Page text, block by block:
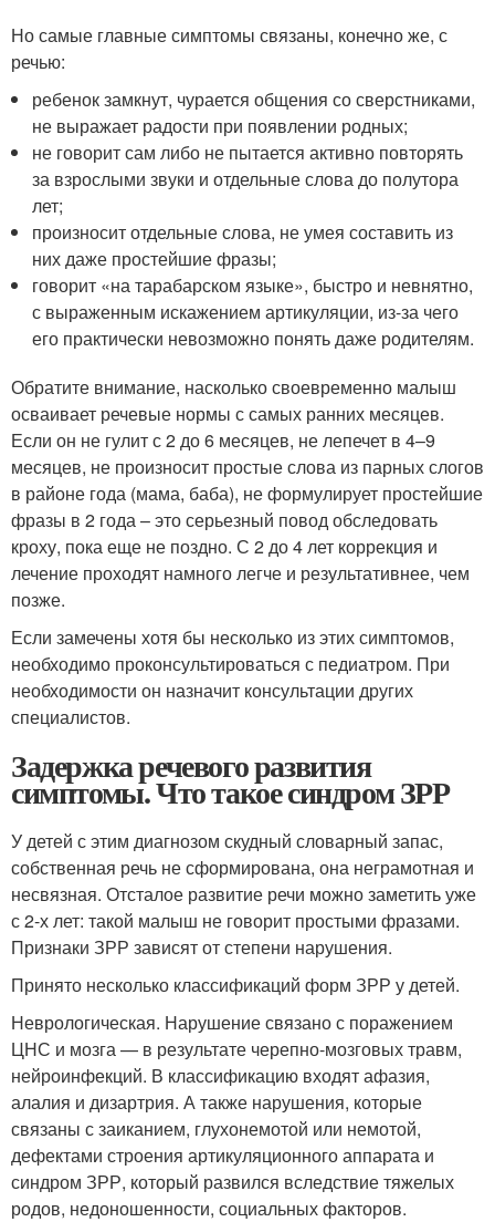
Но самые главные симптомы связаны, конечно же, с
речью:
ребенок замкнут, чурается общения со сверстниками,
не выражает радости при появлении родных;
не говорит сам либо не пытается активно повторять
за взрослыми звуки и отдельные слова до полутора
лет;
произносит отдельные слова, не умея составить из
них даже простейшие фразы;
говорит «на тарабарском языке», быстро и невнятно,
с выраженным искажением артикуляции, из-за чего
его практически невозможно понять даже родителям.
Обратите внимание, насколько своевременно малыш
осваивает речевые нормы с самых ранних месяцев.
Если он не гулит с 2 до 6 месяцев, не лепечет в 4–9
месяцев, не произносит простые слова из парных слогов
в районе года (мама, баба), не формулирует простейшие
фразы в 2 года – это серьезный повод обследовать
кроху, пока еще не поздно. С 2 до 4 лет коррекция и
лечение проходят намного легче и результативнее, чем
позже.
Если замечены хотя бы несколько из этих симптомов,
необходимо проконсультироваться с педиатром. При
необходимости он назначит консультации других
специалистов.
Задержка речевого развития
симптомы. Что такое синдром ЗРР
У детей с этим диагнозом скудный словарный запас,
собственная речь не сформирована, она неграмотная и
несвязная. Отсталое развитие речи можно заметить уже
с 2-х лет: такой малыш не говорит простыми фразами.
Признаки ЗРР зависят от степени нарушения.
Принято несколько классификаций форм ЗРР у детей.
Неврологическая. Нарушение связано с поражением
ЦНС и мозга — в результате черепно-мозговых травм,
нейроинфекций. В классификацию входят афазия,
алалия и дизартрия. А также нарушения, которые
связаны с заиканием, глухонемотой или немотой,
дефектами строения артикуляционного аппарата и
синдром ЗРР, который развился вследствие тяжелых
родов, недоношенности, социальных факторов.